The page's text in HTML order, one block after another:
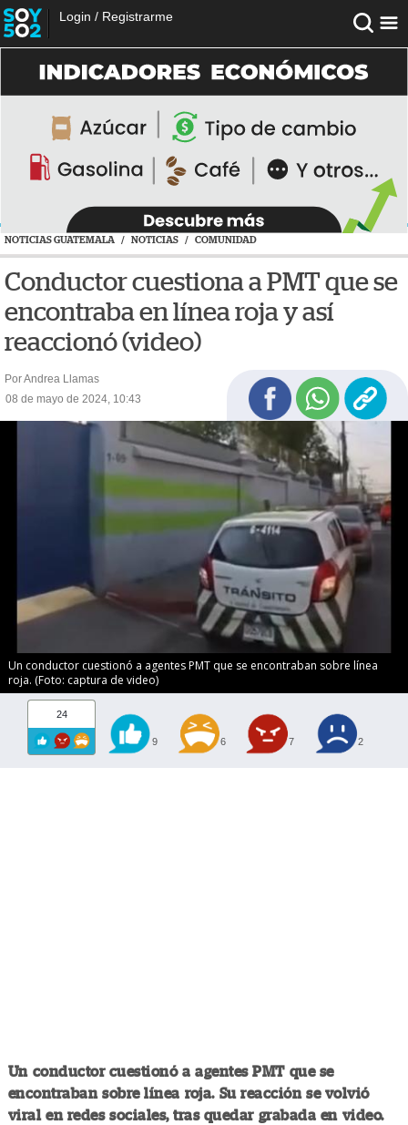
Login / Registrarme
NOTICIAS GUATEMALA / NOTICIAS / COMUNIDAD
Conductor cuestiona a PMT que se
encontraba en línea roja y así
reaccionó (video)
Por Andrea Llamas
08 de mayo de 2024, 10:43
Un conductor cuestionó a agentes PMT que se encontraban sobre línea
roja. (Foto: captura de video)
24
9 6 7 2
Un conductor cuestionó a agentes PMT que se
encontraban sobre línea roja. Su reacción se volvió
viral en redes sociales, tras quedar grabada en video.